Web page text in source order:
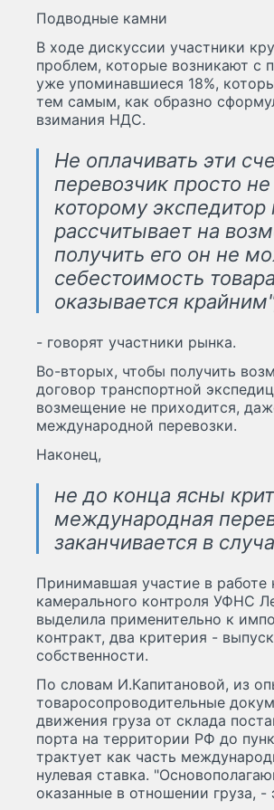
Подводные камни
В ходе дискуссии участники
проблем, которые возникают с
уже упоминавшиеся 18%,
тем самым, как образно
взимания НДС.
Не оплачивать эти
перевозчик просто
которому
рассчитывает на
получить его он не
себестоимость
оказывается
- говорят участники рынка.
Во-вторых, чтобы получить
договор транспортной
возмещение не приходится,
международной перевозки.
Наконец,
не до конца ясны
международная
заканчивается в
Принимавшая участие в работе
камерального контроля УФНС
выделила применительно к
контракт, два критерия -
собственности.
По словам И.Капитановой, из
товаросопроводительные
движения груза от склада
порта на территории РФ до
трактует как часть
нулевая ставка.
оказанные в отношении груза,